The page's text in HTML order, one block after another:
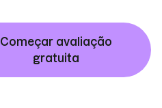
Começar avaliação
gratuita